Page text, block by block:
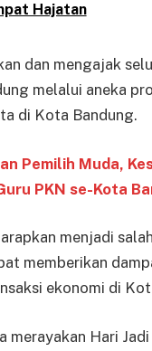
Hajatan
dan mengajak
melalui aneka
di Kota Bandung.
Pemilih Muda,
PKN se-Kota
menjadi
memberikan
ekonomi di
merayakan Hari